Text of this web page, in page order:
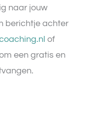
naar jouw
berichtje achter
of
een gratis en